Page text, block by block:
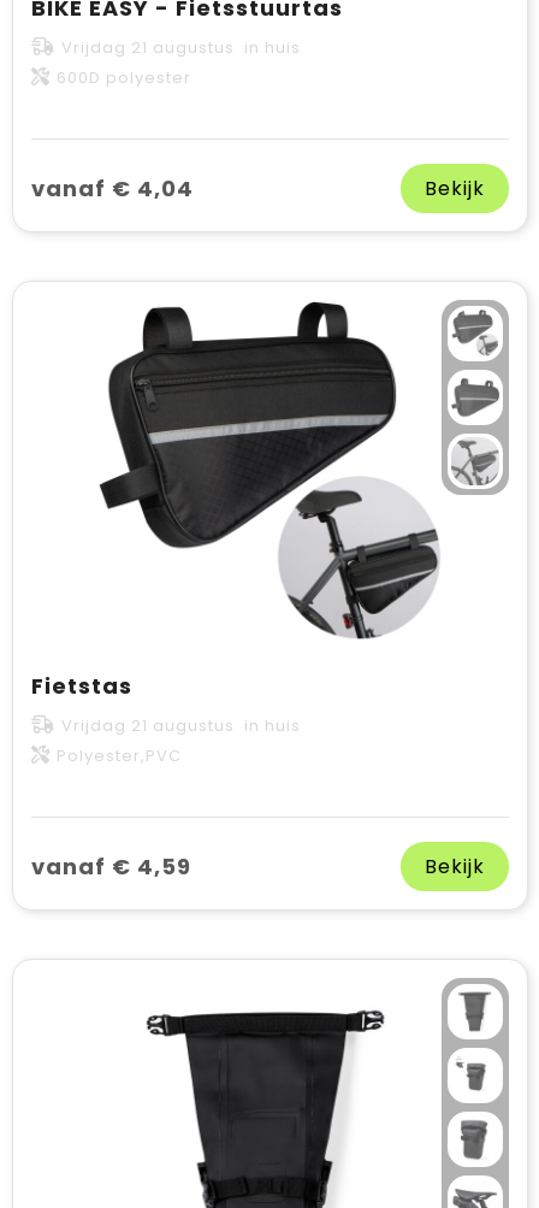
BIKE EASY - Fietsstuurtas
Vrijdag 21 augustus in huis
600D polyester
vanaf € 4,04 Bekijk
Fietstas
Vrijdag 21 augustus in huis
Polyester,PVC
vanaf € 4,59 Bekijk